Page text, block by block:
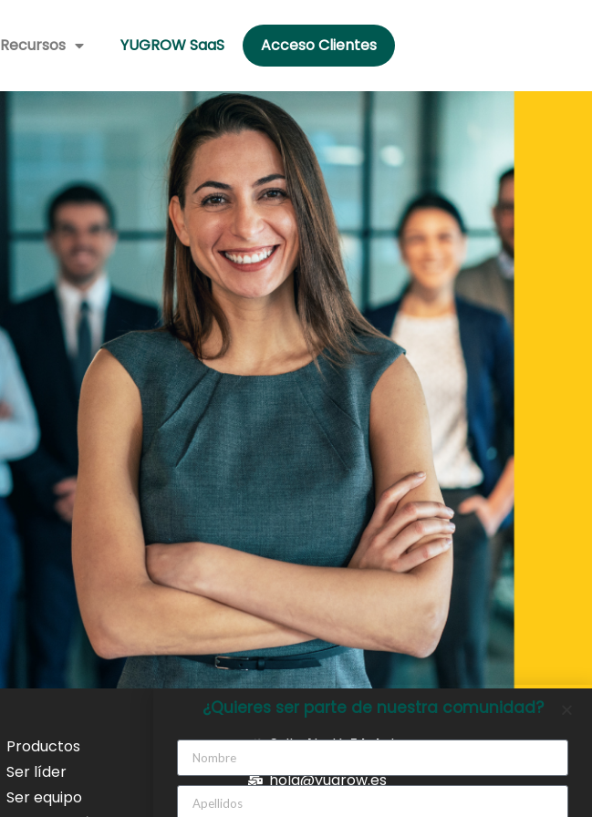
Recursos YUGROW SaaS Acceso Clientes
Productos
Ser líder
Ser equipo
Calle Alcalá, 54, 4º I
hola@yugrow.es
¿Quieres ser parte de nuestra comunidad?